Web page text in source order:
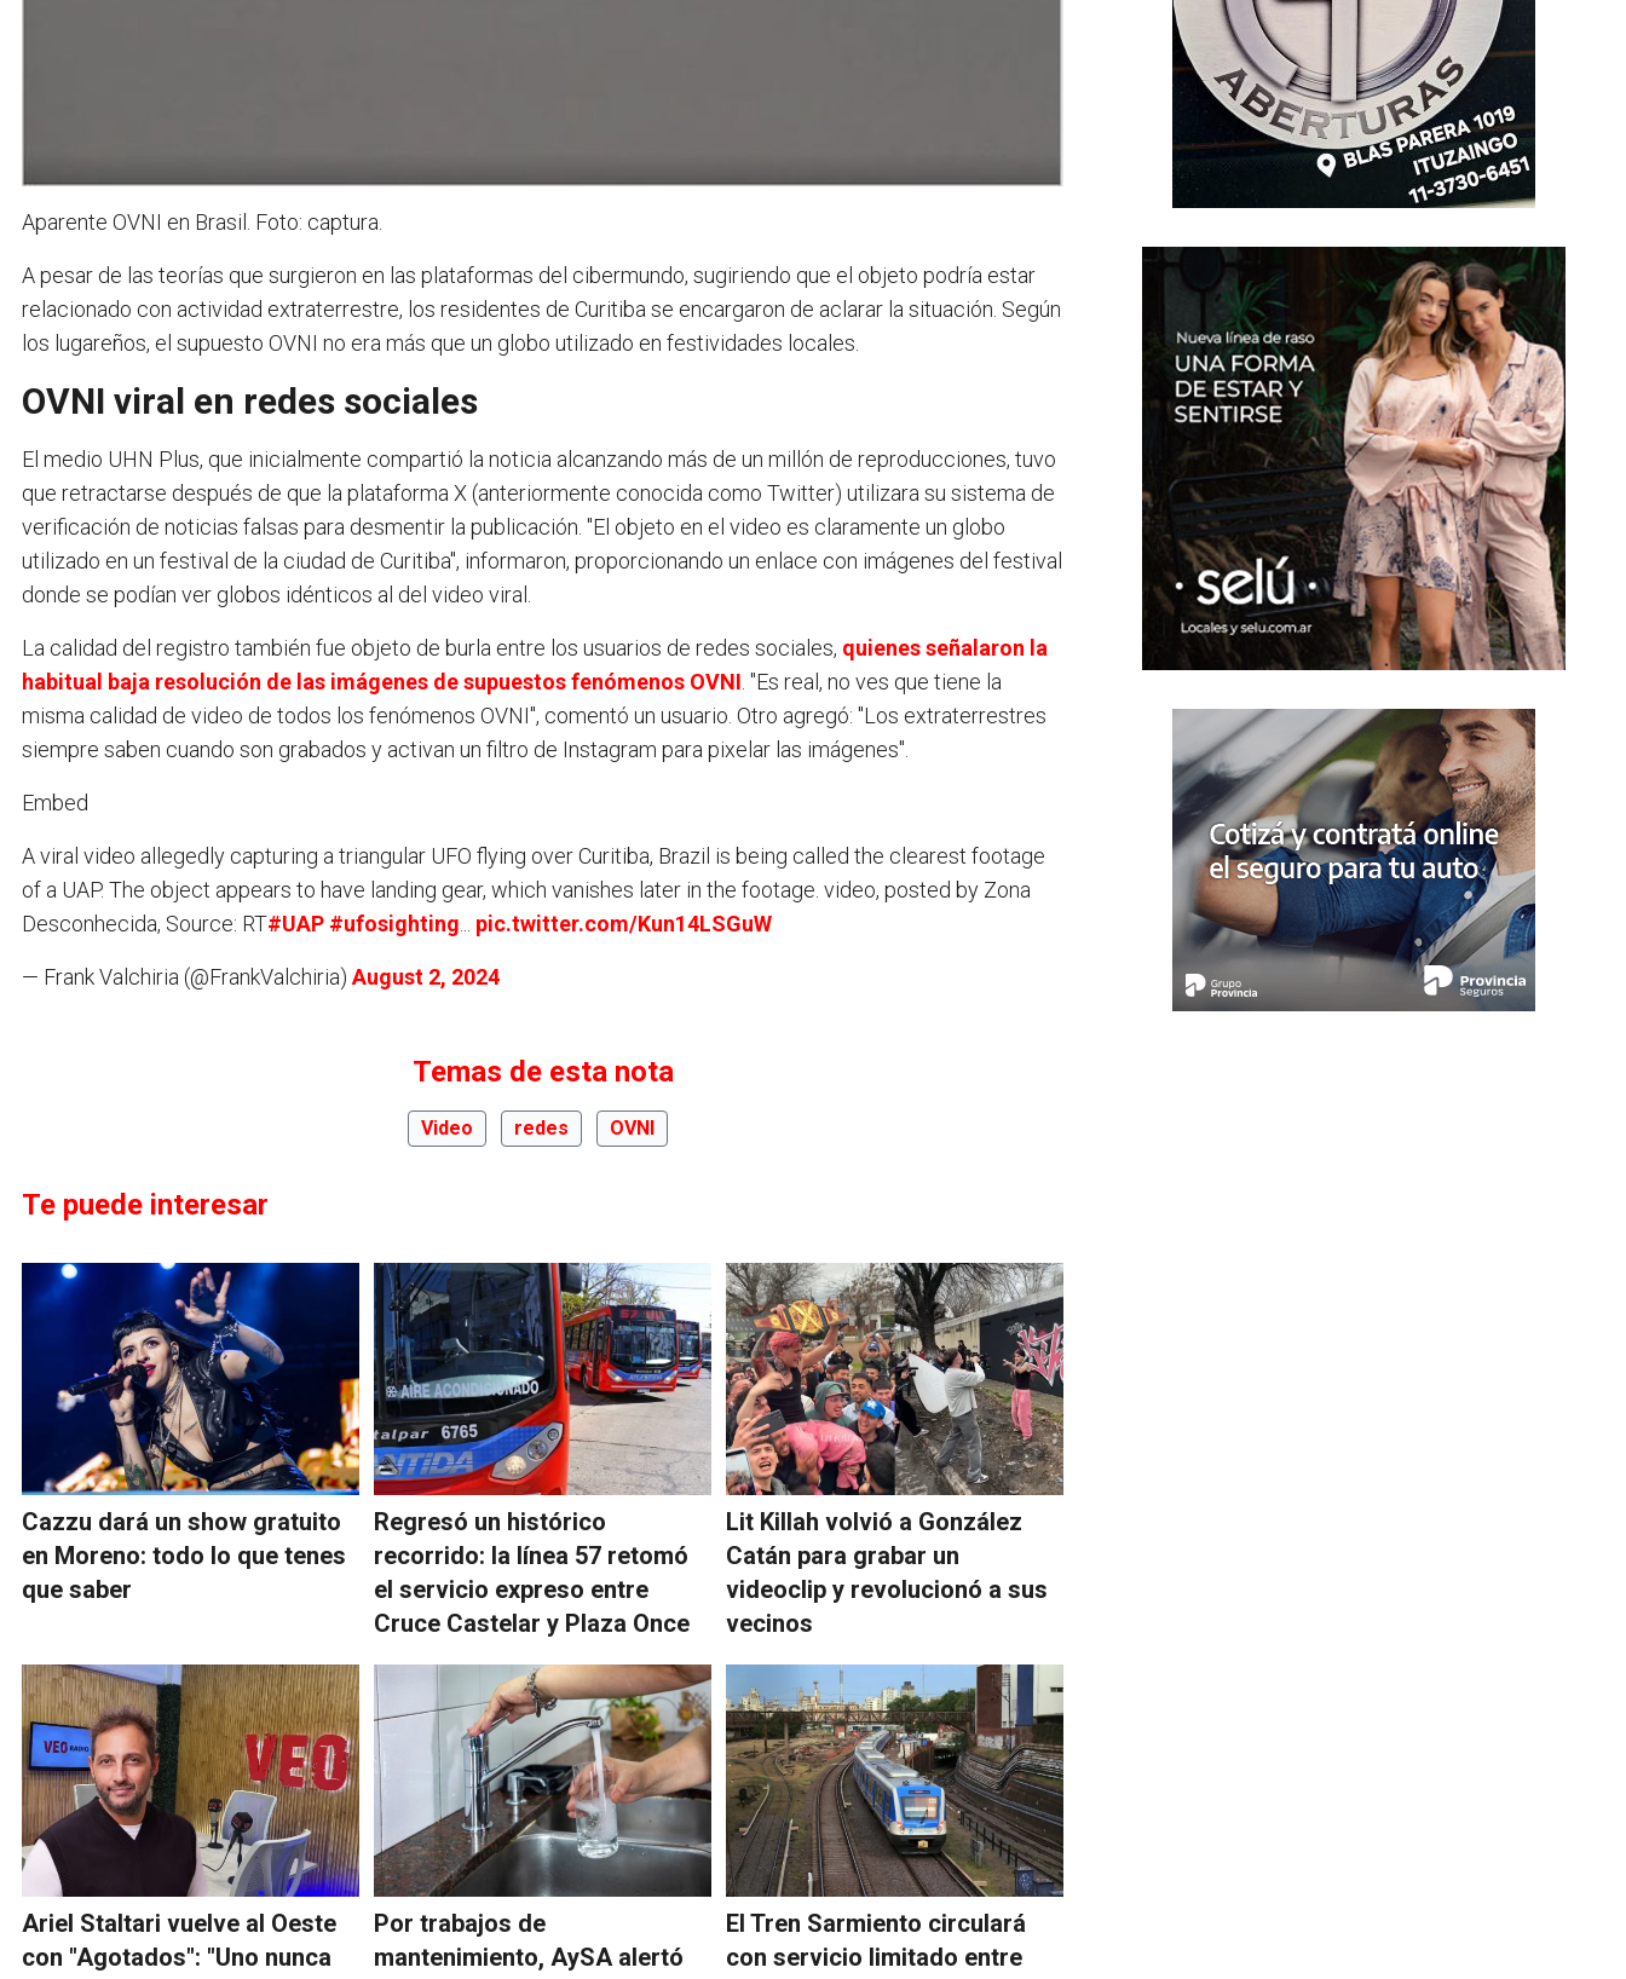
Aparente OVNI en Brasil. Foto: captura.
A pesar de las teorías que surgieron en las plataformas del cibermundo, sugiriendo que el objeto podría estar
relacionado con actividad extraterrestre, los residentes de Curitiba se encargaron de aclarar la situación. Según
los lugareños, el supuesto OVNI no era más que un globo utilizado en festividades locales.
OVNI viral en redes sociales
El medio UHN Plus, que inicialmente compartió la noticia alcanzando más de un millón de reproducciones, tuvo
que retractarse después de que la plataforma X (anteriormente conocida como Twitter) utilizara su sistema de
verificación de noticias falsas para desmentir la publicación. "El objeto en el video es claramente un globo
utilizado en un festival de la ciudad de Curitiba", informaron, proporcionando un enlace con imágenes del festival
donde se podían ver globos idénticos al del video viral.
La calidad del registro también fue objeto de burla entre los usuarios de redes sociales, quienes señalaron la
habitual baja resolución de las imágenes de supuestos fenómenos OVNI . "Es real, no ves que tiene la
misma calidad de video de todos los fenómenos OVNI", comentó un usuario. Otro agregó: "Los extraterrestres
siempre saben cuando son grabados y activan un filtro de Instagram para pixelar las imágenes".
Embed
A viral video allegedly capturing a triangular UFO flying over Curitiba, Brazil is being called the clearest footage
of a UAP. The object appears to have landing gear, which vanishes later in the footage. video, posted by Zona
Desconhecida, Source: RT#UAP #ufosighting pic.twitter.com/Kun14LSGuW
— Frank Valchiria (@FrankValchiria) August 2, 2024
Temas de esta nota
Video redes OVNI
Te puede interesar
Cazzu dará un show gratuito
en Moreno: todo lo que tenes
que saber
Regresó un histórico
recorrido: la línea 57 retomó
el servicio expreso entre
Cruce Castelar y Plaza Once
Lit Killah volvió a González
Catán para grabar un
videoclip y revolucionó a sus
vecinos
Ariel Staltari vuelve al Oeste
con "Agotados": "Uno nunca
Por trabajos de
mantenimiento, AySA alertó
El Tren Sarmiento circulará
con servicio limitado entre